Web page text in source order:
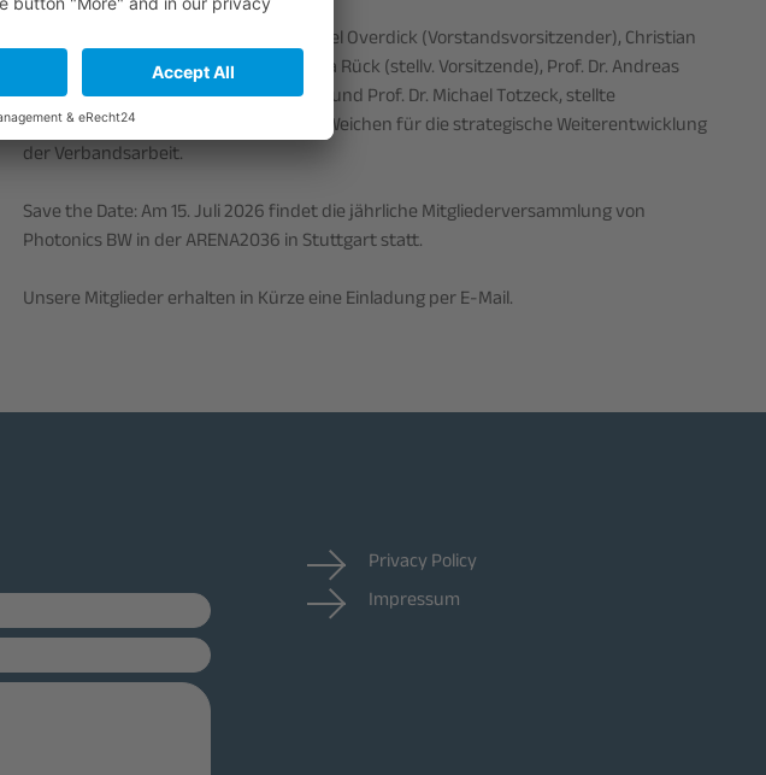
Der Vorstand, bestehend aus Dr. Michael Overdick (Vorstandsvorsitzender), Christian
Elsner (stellv. Vorsitzender), Dr. Angelika Rück (stellv. Vorsitzende), Prof. Dr. Andreas
Michalowski, Prof. Dr. Stephan Reichelt und Prof. Dr. Michael Totzeck, stellte
gemeinsam mit Andreas Ehrhardt die Weichen für die strategische Weiterentwicklung
der Verbandsarbeit.
Save the Date: Am 15. Juli 2026 findet die jährliche Mitgliederversammlung von
Photonics BW in der ARENA2036 in Stuttgart statt.
Unsere Mitglieder erhalten in Kürze eine Einladung per E-Mail.
Privacy Policy
Impressum